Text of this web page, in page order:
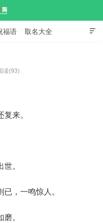

福语 取名大全
读(93)
来。
。
，一鸣惊人。
。